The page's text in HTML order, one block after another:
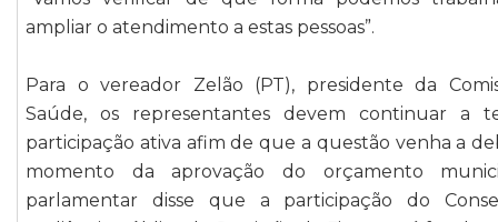
ampliar o atendimento a estas pessoas”.
Para o vereador Zelão (PT), presidente da
Saúde, os representantes devem continuar a
participação ativa afim de que a questão venha a
momento da aprovação do orçamento
parlamentar disse que a participação do